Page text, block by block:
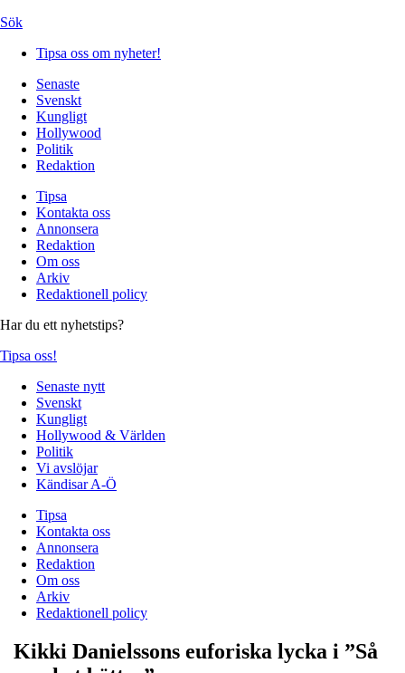
Sök
Tipsa oss om nyheter!
Senaste
Svenskt
Kungligt
Hollywood
Politik
Redaktion
Tipsa
Kontakta oss
Annonsera
Redaktion
Om oss
Arkiv
Redaktionell policy
Har du ett nyhetstips?
Tipsa oss!
Senaste nytt
Svenskt
Kungligt
Hollywood & Världen
Politik
Vi avslöjar
Kändisar A-Ö
Tipsa
Kontakta oss
Annonsera
Redaktion
Om oss
Arkiv
Redaktionell policy
Kikki Danielssons euforiska lycka i ”Så